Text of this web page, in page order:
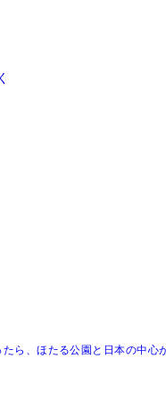
ら、ほたる公園と日本の中心